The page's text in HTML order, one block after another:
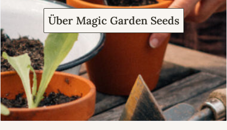
Über Magic Garden Seeds